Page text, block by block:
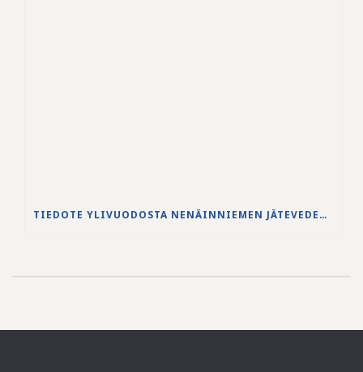
TIEDOTE YLIVUODOSTA NENÄINNIEMEN JÄTEVEDENPUHDISTAMOLLA